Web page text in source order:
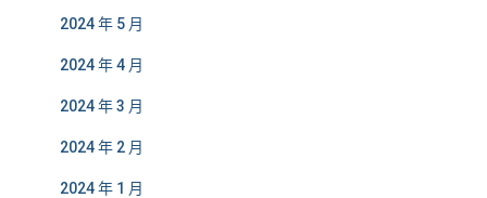
2024 年 5 月
2024 年 4 月
2024 年 3 月
2024 年 2 月
2024 年 1 月